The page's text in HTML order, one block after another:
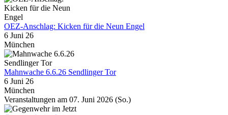
OEZ-Anschlag: Kicken für die Neun Engel
6 Juni 26
München
Mahnwache 6.6.26 Sendlinger Tor
6 Juni 26
München
Veranstaltungen am 07. Juni 2026 (So.)